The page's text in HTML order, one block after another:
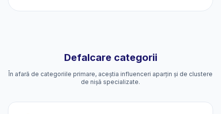
Defalcare categorii
În afară de categoriile primare, aceștia influenceri aparțin și de clustere
de nișă specializate.